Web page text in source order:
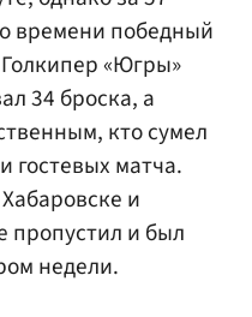
времени победный
«Югры»
34 броска, а
кто сумел
гостевых матча.
и
пропустил и был
недели.